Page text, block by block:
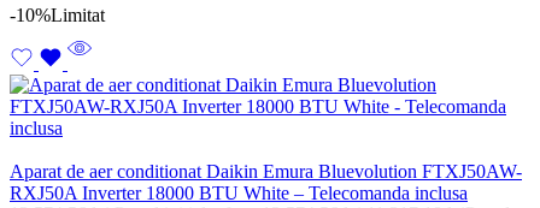
-10%Limitat
Aparat de aer conditionat Daikin Emura Bluevolution FTXJ50AW-
RXJ50A Inverter 18000 BTU White – Telecomanda inclusa